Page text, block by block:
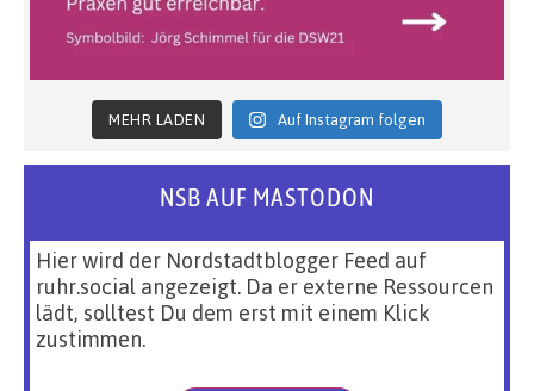
MEHR LADEN Auf Instagram folgen
NSB AUF MASTODON
Hier wird der Nordstadtblogger Feed auf
ruhr.social angezeigt. Da er externe Ressourcen
lädt, solltest Du dem erst mit einem Klick
zustimmen.